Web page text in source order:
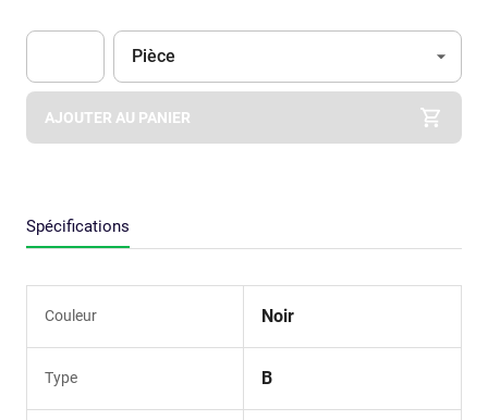
Apok.Product.Detail.AddToCart.Quantity (Optionnel)
Unité
Pièce
AJOUTER AU PANIER
Spécifications
Couleur Noir
Type B